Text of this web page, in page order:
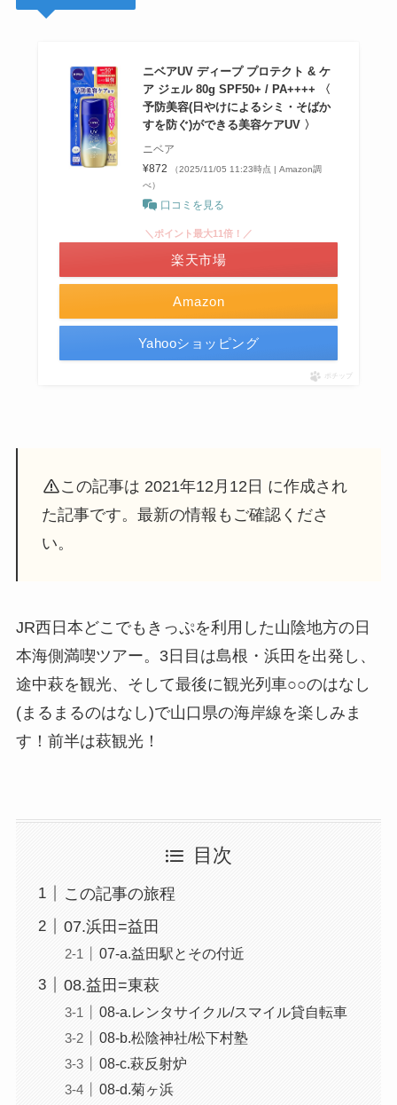
ニベアUV ディープ プロテクト & ケ
ア ジェル 80g SPF50+ / PA++++ 〈
予防美容(日やけによるシミ・そばか
すを防ぐ)ができる美容ケアUV 〉
ニベア
¥872
（2025/11/05 11:23時点 | Amazon調
べ）
口コミを見る
Amazon
＼ポイント最大11倍！／
楽天市場
Yahooショッピング
ポチップ
この記事は 2021年12月12日 に作成され
た記事です。最新の情報もご確認くださ
い。
JR西日本どこでもきっぷを利用した山陰地方の日
本海側満喫ツアー。3日目は島根・浜田を出発し、
途中萩を観光、そして最後に観光列車○○のはなし
(まるまるのはなし)で山口県の海岸線を楽しみま
す！前半は萩観光！
目次
この記事の旅程
07.浜田=益田
07-a.益田駅とその付近
08.益田=東萩
08-a.レンタサイクル/スマイル貸自転車
08-b.松陰神社/松下村塾
08-c.萩反射炉
08-d.菊ヶ浜